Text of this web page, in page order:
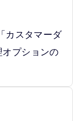
カスタマーダ
プションの